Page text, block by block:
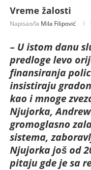
Vreme žalosti
Napisao/la Mila Filipović
– U istom danu
predloge levo
finansiranja
insistiraju
kao i mnoge
Njujorka,
gromoglasno
sistema,
Njujorka još od
pitaju gde je sa